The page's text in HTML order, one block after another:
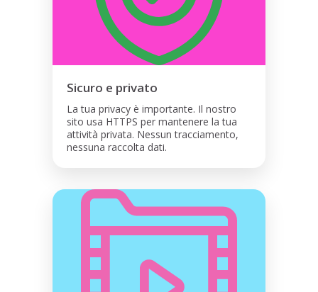
Sicuro e privato
La tua privacy è importante. Il nostro
sito usa HTTPS per mantenere la tua
attività privata. Nessun tracciamento,
nessuna raccolta dati.